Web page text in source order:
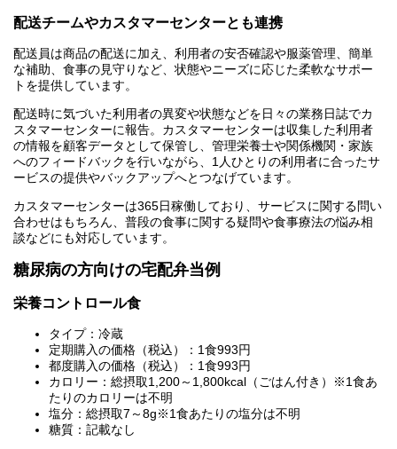
配送チームやカスタマーセンターとも連携
配送員は商品の配送に加え、利用者の安否確認や服薬管理、簡単
な補助、食事の見守りなど、状態やニーズに応じた柔軟なサポー
トを提供しています。
配送時に気づいた利用者の異変や状態などを日々の業務日誌でカ
スタマーセンターに報告。カスタマーセンターは収集した利用者
の情報を顧客データとして保管し、管理栄養士や関係機関・家族
へのフィードバックを行いながら、1人ひとりの利用者に合ったサ
ービスの提供やバックアップへとつなげています。
カスタマーセンターは365日稼働しており、サービスに関する問い
合わせはもちろん、普段の食事に関する疑問や食事療法の悩み相
談などにも対応しています。
糖尿病の方向けの宅配弁当例
栄養コントロール食
タイプ：冷蔵
定期購入の価格（税込）：1食993円
都度購入の価格（税込）：1食993円
カロリー：総摂取1,200～1,800kcal（ごはん付き）※1食あ
たりのカロリーは不明
塩分：総摂取7～8g※1食あたりの塩分は不明
糖質：記載なし